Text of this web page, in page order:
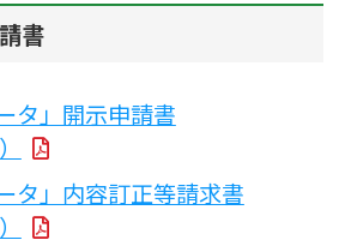
書
タ」開示申請書
タ」内容訂正等請求書